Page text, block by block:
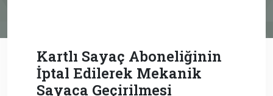
Kartlı Sayaç Aboneliğinin
İptal Edilerek Mekanik
Sayaca Geçirilmesi